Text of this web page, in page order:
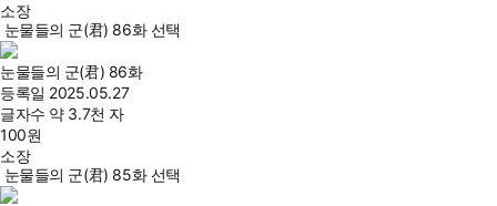
소장
눈물들의 군(君) 86화 선택
눈물들의 군(君) 86화
등록일 2025.05.27
글자수 약 3.7천 자
100원
소장
눈물들의 군(君) 85화 선택